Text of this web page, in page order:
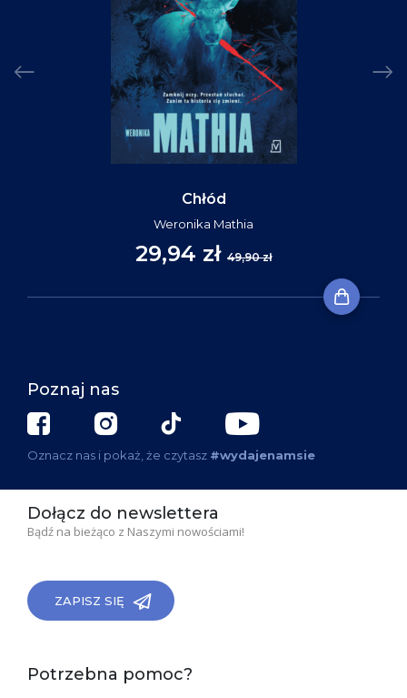
Chłód
Weronika Mathia
29,94 zł 49,90 zł
Poznaj nas
Oznacz nas i pokaż, że czytasz #wydajenamsie
Dołącz do newslettera
Bądź na bieżąco z Naszymi nowościami!
ZAPISZ SIĘ
Potrzebna pomoc?